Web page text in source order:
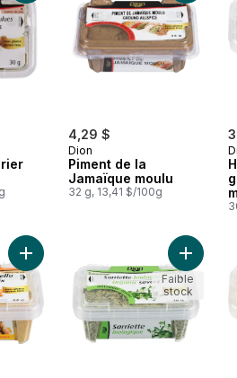
4,29 $
Dion
Piment de la
Jamaïque moulu
32 g, 13,41 $/100g
Ajouter Mélange d’épices à paella
Faible
stock